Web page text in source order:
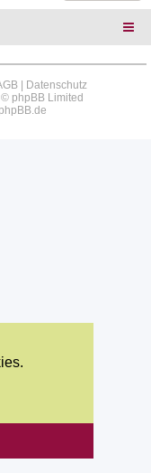
|
Datenschutz
phpBB Limited
phpBB.de